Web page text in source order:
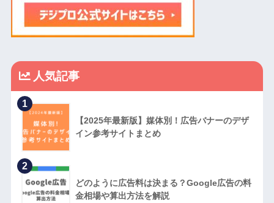
人気記事
1
【2025年最新版】媒体別！広告バナーのデザ
イン参考サイトまとめ
2
どのように広告料は決まる？Google広告の料
金相場や算出方法を解説